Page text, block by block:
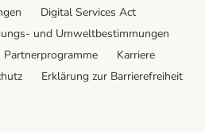
Digital Services Act
und Umweltbestimmungen
Partnerprogramme
Karriere
Erklärung zur Barrierefreiheit